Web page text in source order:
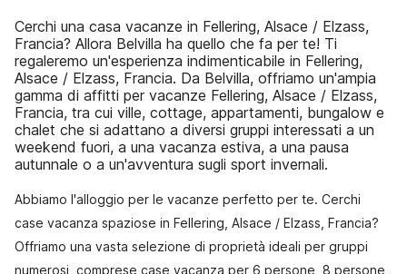
Cerchi una casa vacanze in Fellering, Alsace / Elzass,
Francia? Allora Belvilla ha quello che fa per te! Ti
regaleremo un'esperienza indimenticabile in Fellering,
Alsace / Elzass, Francia. Da Belvilla, offriamo un'ampia
gamma di affitti per vacanze Fellering, Alsace / Elzass,
Francia, tra cui ville, cottage, appartamenti, bungalow e
chalet che si adattano a diversi gruppi interessati a un
weekend fuori, a una vacanza estiva, a una pausa
autunnale o a un'avventura sugli sport invernali.
Abbiamo l'alloggio per le vacanze perfetto per te. Cerchi
case vacanza spaziose in Fellering, Alsace / Elzass, Francia?
Offriamo una vasta selezione di proprietà ideali per gruppi
numerosi, comprese case vacanza per 6 persone, 8 persone,